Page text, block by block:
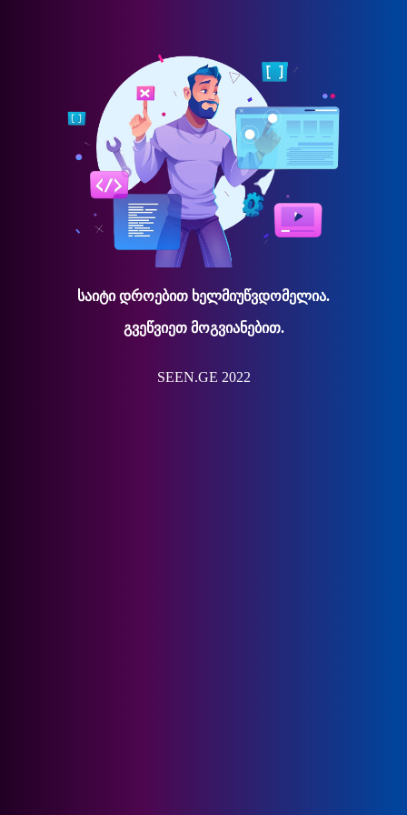
საიტი დროებით ხელმიუწვდომელია.
გვეწვიეთ მოგვიანებით.
SEEN.GE 2022